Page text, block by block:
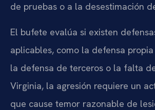
de pruebas o a la desestimación
El bufete evalúa si existen
aplicables, como la defensa propia
la defensa de terceros o la falta
Virginia, la agresión requiere un
que cause temor razonable de